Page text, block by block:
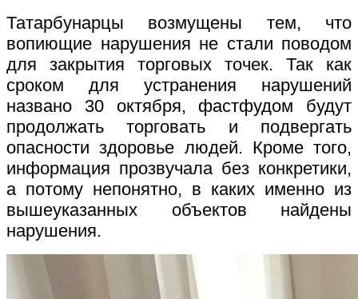
Татарбунарцы возмущены тем, что
вопиющие нарушения не стали поводом
для закрытия торговых точек. Так как
сроком для устранения нарушений
названо 30 октября, фастфудом будут
продолжать торговать и подвергать
опасности здоровье людей. Кроме того,
информация прозвучала без конкретики,
а потому непонятно, в каких именно из
вышеуказанных объектов найдены
нарушения.